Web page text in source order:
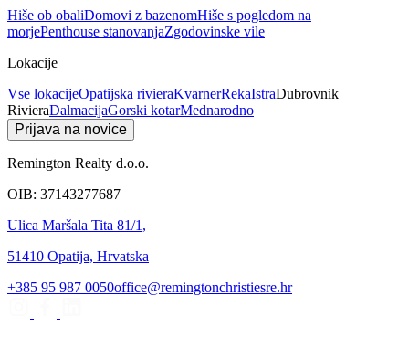
Hiše ob obaliDomovi z bazenomHiše s pogledom na
morjePenthouse stanovanjaZgodovinske vile
Lokacije
Vse lokacijeOpatijska rivieraKvarnerRekaIstraDubrovnik
RivieraDalmacijaGorski kotarMednarodno
Prijava na novice
Remington Realty d.o.o.
OIB: 37143277687
Ulica Maršala Tita 81/1,
51410 Opatija, Hrvatska
+385 95 987 0050office@remingtonchristiesre.hr